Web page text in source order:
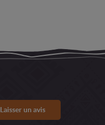
Laisser un avis